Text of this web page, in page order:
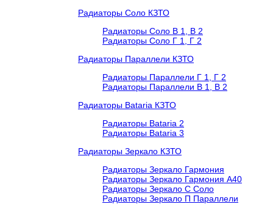
Радиаторы Соло КЗТО
Радиаторы Соло В 1, В 2
Радиаторы Соло Г 1, Г 2
Радиаторы Параллели КЗТО
Радиаторы Параллели Г 1, Г 2
Радиаторы Параллели В 1, В 2
Радиаторы Bataria КЗТО
Радиаторы Bataria 2
Радиаторы Bataria 3
Радиаторы Зеркало КЗТО
Радиаторы Зеркало Гармония
Радиаторы Зеркало Гармония А40
Радиаторы Зеркало С Соло
Радиаторы Зеркало П Параллели